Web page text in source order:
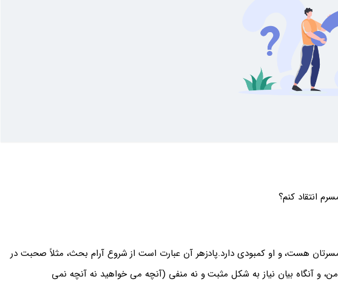
انتقاد کنم؟
هست، و او کمبودی دارد.پادزهر آن عبارت است از شروع آرام بحث، مثلاً صحبت در
و آنگاه بیان نیاز به شکل مثبت و نه منفی (آنچه می خواهید نه آنچه نمی